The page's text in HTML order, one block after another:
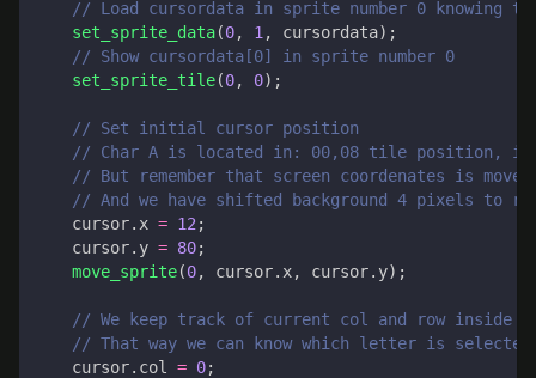
set_sprite_data(0, 1 , cursordata);
set_sprite_tile(0, 0);
cursor. x = 12 ;
cursor. y = 80;
move_sprite(0, cursor. x, cursor. y);
cursor. col = 0;